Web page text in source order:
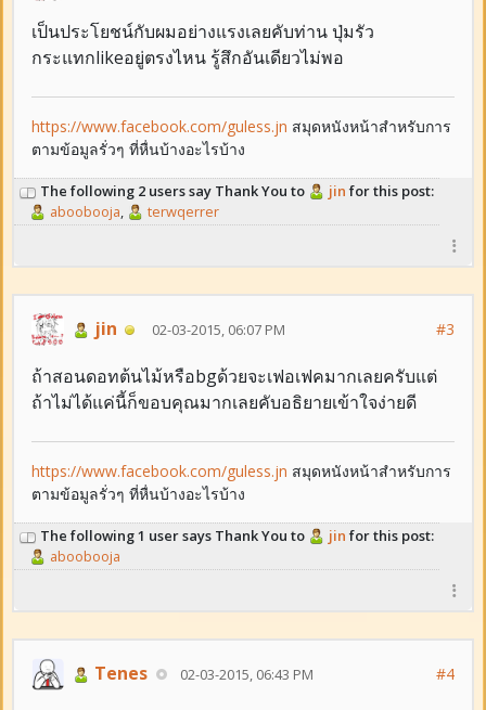
เป็นประโยชน์กับผมอย่างแรงเลยคับท่าน ปุ่มรัว
กระแทกlikeอยู่ตรงไหน รู้สึกอันเดียวไม่พอ
https://www.facebook.com/guless.jn สมุดหนังหน้าสำหรับการ
ตามข้อมูลรั่วๆ ที่หื่นบ้างอะไรบ้าง
The following 2 users say Thank You to jin for this post:
aboobooja
terwqerrer
jin 02-03-2015, 06:07 PM #3
ถ้าสอนดอทต้นไม้หรือbgด้วยจะเฟอเฟคมากเลยครับแต่
ถ้าไม่ได้แค่นี้ก็ขอบคุณมากเลยคับอธิยายเข้าใจง่ายดี
https://www.facebook.com/guless.jn สมุดหนังหน้าสำหรับการ
ตามข้อมูลรั่วๆ ที่หื่นบ้างอะไรบ้าง
The following 1 user says Thank You to jin for this post:
aboobooja
Tenes 02-03-2015, 06:43 PM #4